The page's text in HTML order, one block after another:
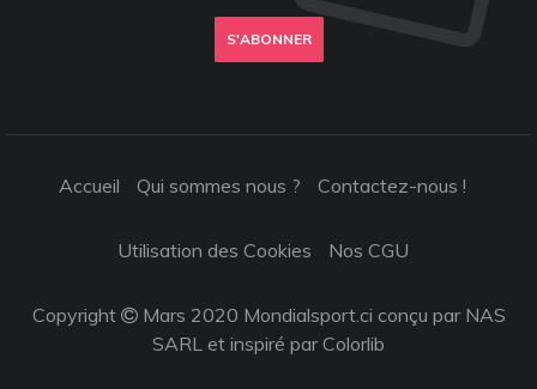
S'ABONNER
Accueil Qui sommes nous ? Contactez-nous !
Utilisation des Cookies Nos CGU
Copyright
Mars 2020 Mondialsport.ci conçu par NAS
SARL et inspiré parColorlib